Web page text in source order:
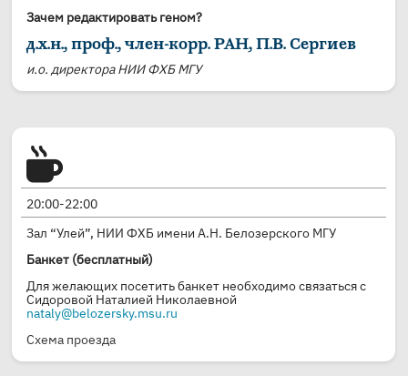
Зачем редактировать геном?
д.х.н., проф., член-корр. РАН, П.В. Сергиев
и.о. директора НИИ ФХБ МГУ
20:00-22:00
Зал “Улей”, НИИ ФХБ имени А.Н. Белозерского МГУ
Банкет (бесплатный)
Для желающих посетить банкет необходимо связаться с
Сидоровой Наталией Николаевной
nataly@belozersky.msu.ru
Схема проезда